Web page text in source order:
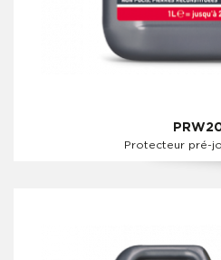
Protecteur pré-